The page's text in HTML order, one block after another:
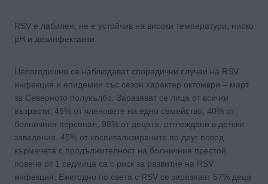
RSV е лабилен, не е устойчив на високи температури, ниско
рН и дезинфектанти.
Целогодишно се наблюдават спорадични случаи на RSV
инфекция и епидемии със сезон характер октомври – март
за Северното полукълбо. Заразяват се лица от всички
възрасти: 45% от членовете на едно семейство, 40% от
болничния персонал, 98% от децата, отглеждани в детски
заведения. 45% от хоспитализираните по друг повод
кърмачета с продължителност на болничния престой
повече от 1 седмица са с риск за развитие на RSV
инфекция. Ежегодно по света с RSV се заразяват 57% деца